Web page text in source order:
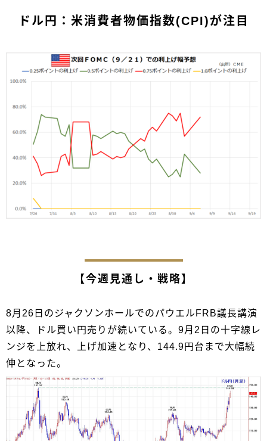
ドル円：米消費者物価指数(CPI)が注目
【今週見通し・戦略】
8月26日のジャクソンホールでのパウエルFRB議長講演
以降、ドル買い円売りが続いている。9月2日の十字線レ
ンジを上放れ、上げ加速となり、144.9円台まで大幅続
伸となった。